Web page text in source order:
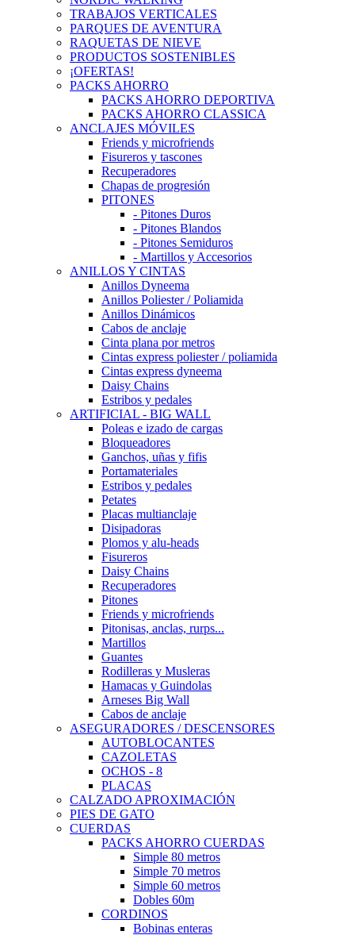
TRABAJOS VERTICALES
PARQUES DE AVENTURA
RAQUETAS DE NIEVE
PRODUCTOS SOSTENIBLES
¡OFERTAS!
PACKS AHORRO
PACKS AHORRO DEPORTIVA
PACKS AHORRO CLASSICA
ANCLAJES MÓVILES
Friends y microfriends
Fisureros y tascones
Recuperadores
Chapas de progresión
PITONES
- Pitones Duros
- Pitones Blandos
- Pitones Semiduros
- Martillos y Accesorios
ANILLOS Y CINTAS
Anillos Dyneema
Anillos Poliester / Poliamida
Anillos Dinámicos
Cabos de anclaje
Cinta plana por metros
Cintas express poliester / poliamida
Cintas express dyneema
Daisy Chains
Estribos y pedales
ARTIFICIAL - BIG WALL
Poleas e izado de cargas
Bloqueadores
Ganchos, uñas y fifis
Portamateriales
Estribos y pedales
Petates
Placas multianclaje
Disipadoras
Plomos y alu-heads
Fisureros
Daisy Chains
Recuperadores
Pitones
Friends y microfriends
Pitonisas, anclas, rurps...
Martillos
Guantes
Rodilleras y Musleras
Hamacas y Guindolas
Arneses Big Wall
Cabos de anclaje
ASEGURADORES / DESCENSORES
AUTOBLOCANTES
CAZOLETAS
OCHOS - 8
PLACAS
CALZADO APROXIMACIÓN
PIES DE GATO
CUERDAS
PACKS AHORRO CUERDAS
Simple 80 metros
Simple 70 metros
Simple 60 metros
Dobles 60m
CORDINOS
Bobinas enteras